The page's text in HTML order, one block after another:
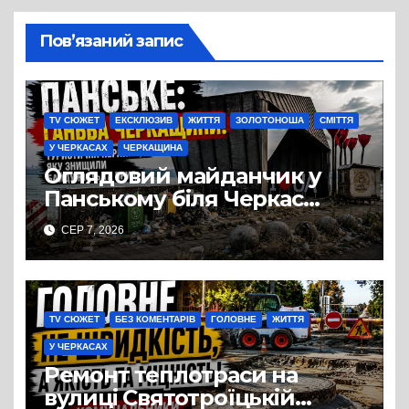
Пов’язаний запис
TV СЮЖЕТ ЕКСКЛЮЗИВ ЖИТТЯ ЗОЛОТОНОША СМІТТЯ
У ЧЕРКАСАХ ЧЕРКАЩИНА
Оглядовий майданчик у
Панському біля Черкас
перетворився на занедбане
сміттєзвалище
СЕР 7, 2026
TV СЮЖЕТ БЕЗ КОМЕНТАРІВ ГОЛОВНЕ ЖИТТЯ
У ЧЕРКАСАХ
Ремонт теплотраси на
вулиці Святотроїцькій